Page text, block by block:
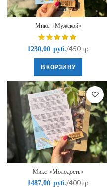
Микс «Мужской»
1230,00 руб. /450 гр
В КОРЗИНУ
Микс «Молодость»
1487,00 руб. /400 гр